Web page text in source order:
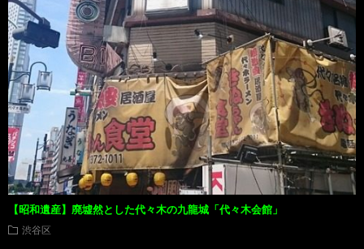
【昭和遺産】廃墟然とした代々木の九龍城「代々木会館」
渋谷区